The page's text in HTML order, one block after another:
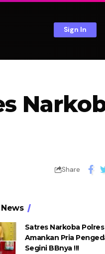
Sign In
Share
Satres Narkoba
Amankan Pria
Segini BBnya !!!